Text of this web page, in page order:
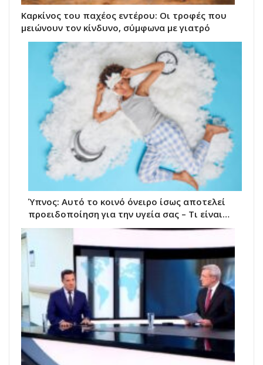
Καρκίνος του παχέος εντέρου: Οι τροφές που
μειώνουν τον κίνδυνο, σύμφωνα με γιατρό
Ύπνος: Αυτό το κοινό όνειρο ίσως αποτελεί
προειδοποίηση για την υγεία σας – Τι είναι…